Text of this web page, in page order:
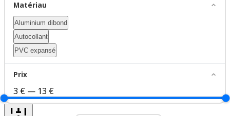
Matériau
Aluminium dibond
Autocollant
PVC expansé
Prix
3 € — 13 €